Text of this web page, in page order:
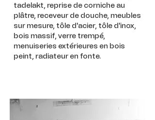
tadelakt, reprise de corniche au
plâtre, receveur de douche, meubles
sur mesure, tôle d'acier, tôle d'inox,
bois massif, verre trempé,
menuiseries extérieures en bois
peint, radiateur en fonte.